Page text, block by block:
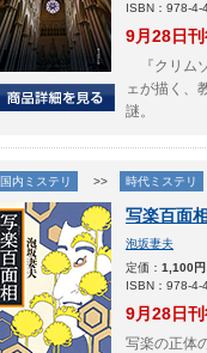
ISBN：978-4-
9月28日
『クリム
ェが描く、
謎。
国内ミステリ >> 時代ミステリ
写楽百面
泡坂妻夫
定価： 1,100円
ISBN：978-
9月28日
写楽の正体